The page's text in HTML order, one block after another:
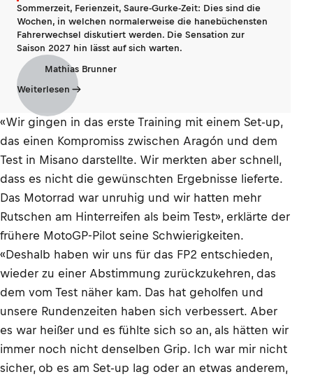
Sommerzeit, Ferienzeit, Saure-Gurke-Zeit: Dies sind die
Wochen, in welchen normalerweise die hanebüchensten
Fahrerwechsel diskutiert werden. Die Sensation zur
Saison 2027 hin lässt auf sich warten.
Mathias Brunner
Weiterlesen
«Wir gingen in das erste Training mit einem Set-up,
das einen Kompromiss zwischen Aragón und dem
Test in Misano darstellte. Wir merkten aber schnell,
dass es nicht die gewünschten Ergebnisse lieferte.
Das Motorrad war unruhig und wir hatten mehr
Rutschen am Hinterreifen als beim Test», erklärte der
frühere MotoGP-Pilot seine Schwierigkeiten.
«Deshalb haben wir uns für das FP2 entschieden,
wieder zu einer Abstimmung zurückzukehren, das
dem vom Test näher kam. Das hat geholfen und
unsere Rundenzeiten haben sich verbessert. Aber
es war heißer und es fühlte sich so an, als hätten wir
immer noch nicht denselben Grip. Ich war mir nicht
sicher, ob es am Set-up lag oder an etwas anderem,